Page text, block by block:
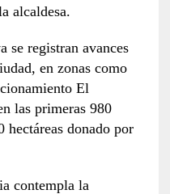
alcaldesa.
se registran avances
en zonas como
El
las primeras 980
hectáreas donado por
contempla la